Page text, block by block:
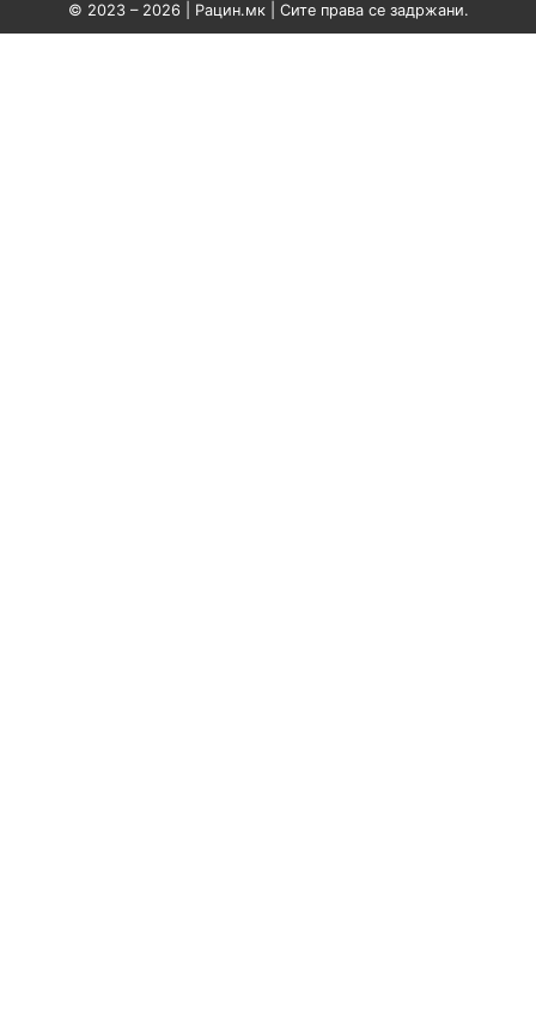
© 2023 – 2026 | Рацин.мк | Сите права се задржани.